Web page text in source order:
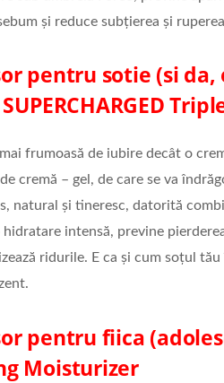
și reduce subțierea și
pentru sotie (si
frumoasă de iubire decât o
cremă – gel, de care se va
natural și tineresc, datorită
hidratare intensă, previne
ridurile. E ca și cum soțul
pentru fiica
Moisturizer